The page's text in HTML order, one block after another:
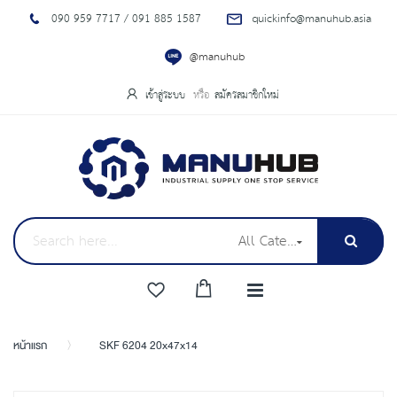
090 959 7717 / 091 885 1587
quickinfo@manuhub.asia
@manuhub
เข้าสู่ระบบ สมัครสมาชิกใหม่
All Categories
หน้าแรก SKF 6204 20x47x14